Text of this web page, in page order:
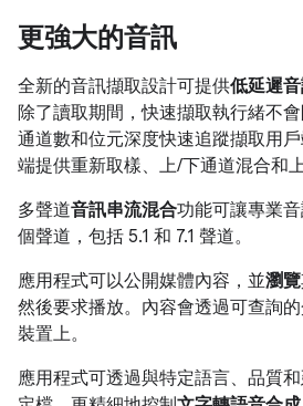
更強大的音訊
全新的音訊擷取設計可提供低延遲
除了讀取期間，快速擷取執行緒不會
通道數和位元深度快速追蹤擷取用
端提供重新取樣、上/下通道混合和
多聲道音訊串流混合功能可讓專業
個聲道，包括 5.1 和 7.1 聲道。
應用程式可以公開媒體內容，並瀏覽
然後要求播放。內容會透過可查詢
裝置上。
應用程式可透過與特定語言、品質